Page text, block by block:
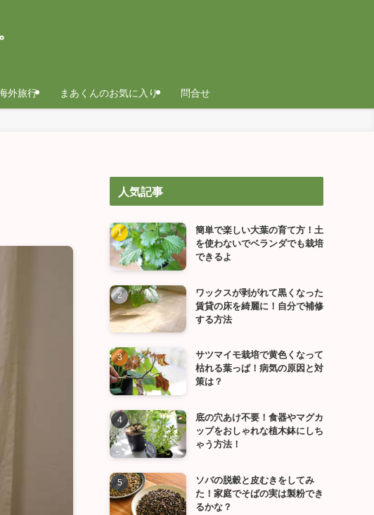
外旅行 まあくんのお気に入り 問合せ
人気記事
簡単で楽しい大葉の育て方！土
を使わないでベランダでも栽培
できるよ
ワックスが剥がれて黒くなった
賃貸の床を綺麗に！自分で補修
する方法
サツマイモ栽培で黄色くなって
枯れる葉っぱ！病気の原因と対
策は？
底の穴あけ不要！食器やマグカ
ップをおしゃれな植木鉢にしち
ゃう方法！
ソバの脱穀と皮むきをしてみ
た！家庭でそばの実は製粉でき
るかな？